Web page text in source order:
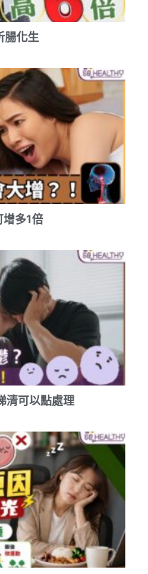
腸化生
增多1倍
清可以點處理